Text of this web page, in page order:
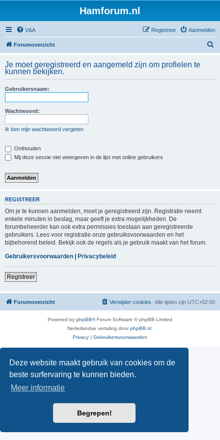
Deze website maakt gebruik van cookies om de
beste surfervaring te kunnen bieden.
Meer informatie
Begrepen!
Hamforum.nl
V&A Aanmelden
Registreer
Forumoverzicht
k
Je moet geregistreerd en aangemeld zijn om profielen te
kunnen bekijken.
Gebruikersnaam:
Wachtwoord:
Ik ben mijn wachtwoord vergeten
Onthouden
Mij deze sessie niet weergeven in de lijst met online gebruikers
REGISTREER
Om je te kunnen aanmelden, moet je geregistreerd zijn. Registratie neemt
enkele minuten in beslag, maar geeft je extra mogelijkheden. De
forumbeheerder kan ook extra permissies toestaan aan geregistreerde
gebruikers. Lees voor registratie onze gebruiksvoorwaarden en het
bijbehorend beleid. Bekijk ook de regels als je gebruik maakt van het forum.
Gebruikersvoorwaarden | Privacybeleid
Registreer
Forumoverzicht Alle tijden zijn UTC+02:00
Verwijder cookies
Powered by phpBB® Forum Software © phpBB Limited
Nederlandse vertaling doorphpBB.nl
Privacy | Gebruikersvoorwaarden